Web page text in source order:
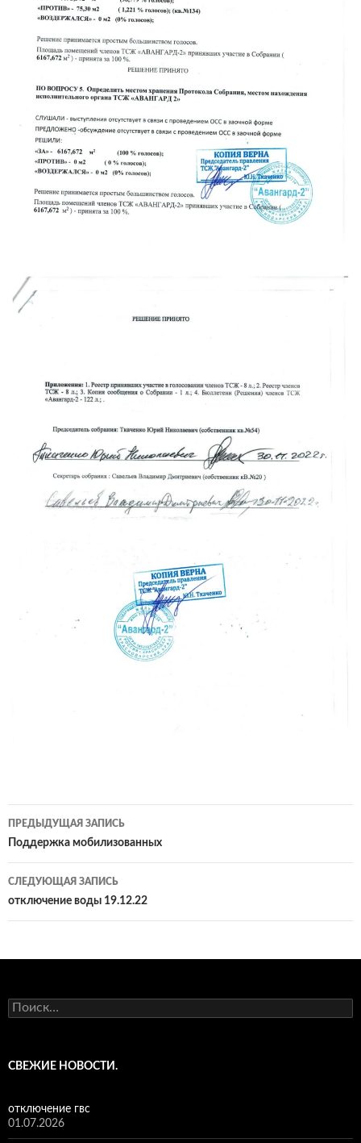
Навигация
по
записям
ПРЕДЫДУЩАЯ ЗАПИСЬ
Поддержка мобилизованных
СЛЕДУЮЩАЯ ЗАПИСЬ
отключение воды 19.12.22
Найти:
СВЕЖИЕ НОВОСТИ.
отключение гвс
01.07.2026